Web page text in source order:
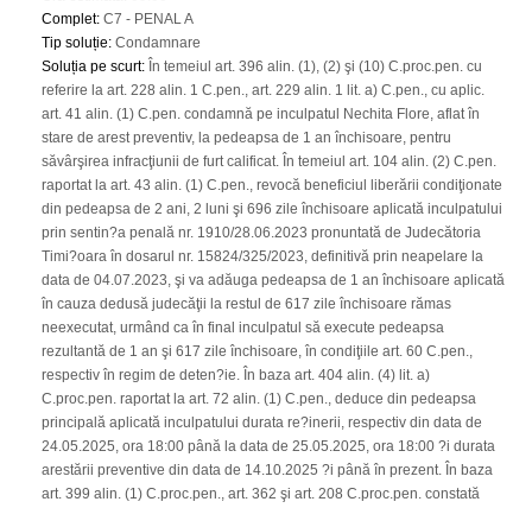
Complet: C7 - PENAL A
Tip soluție: Condamnare
Soluția pe scurt: În temeiul art. 396 alin. (1), (2) şi (10) C.proc.pen. cu
referire la art. 228 alin. 1 C.pen., art. 229 alin. 1 lit. a) C.pen., cu aplic.
art. 41 alin. (1) C.pen. condamnă pe inculpatul Nechita Flore, aflat în
stare de arest preventiv, la pedeapsa de 1 an închisoare, pentru
săvârşirea infracţiunii de furt calificat. În temeiul art. 104 alin. (2) C.pen.
raportat la art. 43 alin. (1) C.pen., revocă beneficiul liberării condiţionate
din pedeapsa de 2 ani, 2 luni şi 696 zile închisoare aplicată inculpatului
prin sentin?a penală nr. 1910/28.06.2023 pronuntată de Judecătoria
Timi?oara în dosarul nr. 15824/325/2023, definitivă prin neapelare la
data de 04.07.2023, şi va adăuga pedeapsa de 1 an închisoare aplicată
în cauza dedusă judecăţii la restul de 617 zile închisoare rămas
neexecutat, urmând ca în final inculpatul să execute pedeapsa
rezultantă de 1 an şi 617 zile închisoare, în condiţiile art. 60 C.pen.,
respectiv în regim de deten?ie. În baza art. 404 alin. (4) lit. a)
C.proc.pen. raportat la art. 72 alin. (1) C.pen., deduce din pedeapsa
principală aplicată inculpatului durata re?inerii, respectiv din data de
24.05.2025, ora 18:00 până la data de 25.05.2025, ora 18:00 ?i durata
arestării preventive din data de 14.10.2025 ?i până în prezent. În baza
art. 399 alin. (1) C.proc.pen., art. 362 şi art. 208 C.proc.pen. constată